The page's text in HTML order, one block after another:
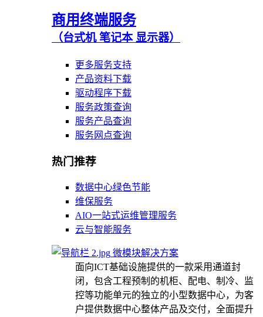
商用终端服务
（台式机 笔记本 显示器）
更多服务支持
产品资料下载
驱动程序下载
服务政策查询
服务产品查询
服务网点查询
热门推荐
数据中心绿色节能
维保服务
AIO一站式运维管理服务
云与智能服务
微模块解决方案
面向ICT基础设施提供的一款采用通道封
闭，包含工程预制的机柜、配电、制冷、监
控等功能单元的独立的小型数据中心，为客
户提供数据中心整体产品及交付，全面提升